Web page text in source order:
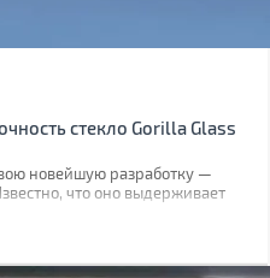
стекло Gorilla Glass
новейшую разработку —
что оно выдерживает
при фотосессиях